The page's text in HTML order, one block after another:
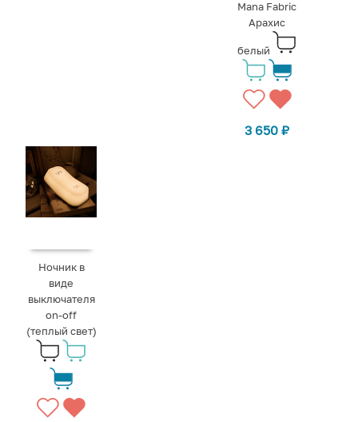
Mana Fabric
Арахис
белый
3 650₽
Ночник в
виде
выключателя
on-off
(теплый свет)